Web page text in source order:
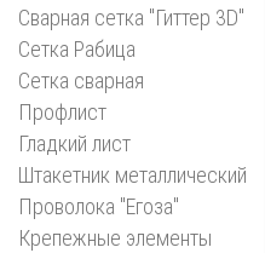
Сварная сетка "Гиттер 3D"
Сетка Рабица
Сетка сварная
Профлист
Гладкий лист
Штакетник металлический
Проволока "Егоза"
Крепежные элементы